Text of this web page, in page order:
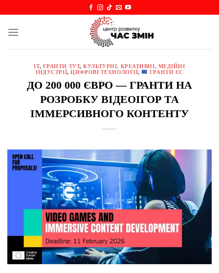
content
IT, ГРАНТИ ТУТ,КУЛЬТУРНІ, КРЕАТИВНІ, МЕДІЙНІ
ІНДУСТРІЇ,ЦИФРОВІ ТЕХНОЛОГІЇ, ГРАНТИ ЄС
ДО 200 000 ЄВРО — ГРАНТИ НА
РОЗРОБКУ ВІДЕОІГОР ТА
ІММЕРСИВНОГО КОНТЕНТУ